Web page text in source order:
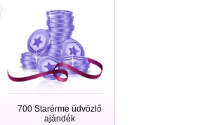
700 Starérme üdvözlő
ajándék